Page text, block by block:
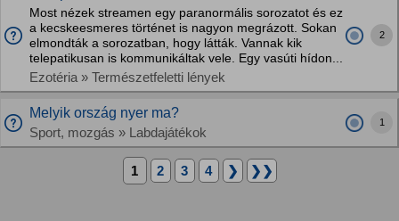
Most nézek streamen egy paranormális sorozatot és ez
a kecskeesmeres történet is nagyon megrázott. Sokan
elmondták a sorozatban, hogy látták. Vannak kik
telepatikusan is kommunikáltak vele. Egy vasúti hídon...
Ezotéria » Természetfeletti lények
2
Melyik ország nyer ma?
Sport, mozgás » Labdajátékok
1
1 2 3 4 ❯ ❯❯